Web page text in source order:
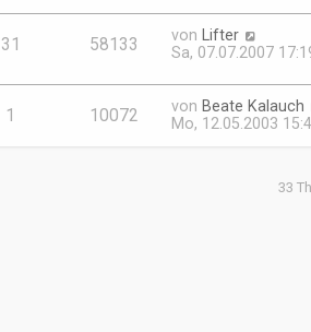
31 58133 von
Lifter
Sa, 07.07.2007
1 10072 von Beate Kalauch
Mo, 12.05.2003
33